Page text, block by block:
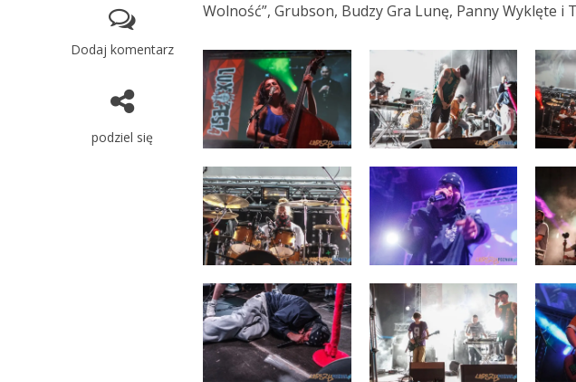
Dodaj komentarz
podziel się
Wolność”, Grubson, Budzy Gra Lunę, Panny Wyklęte i